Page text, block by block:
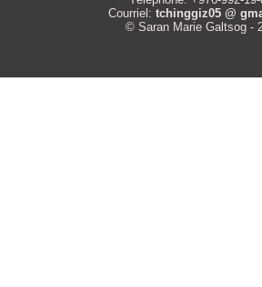
Courriel: tchinggiz05 @
© Saran Marie Galtsog -